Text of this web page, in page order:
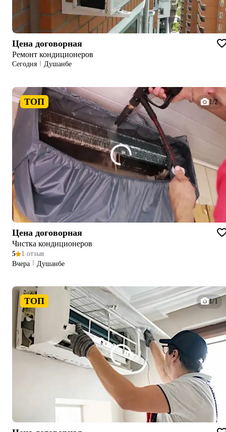
Цена договорная
Ремонт кондиционеров
Сегодня Душанбе
ТОП 1/2
Цена договорная
Чистка кондиционеров
5
1 отзыв
Вчера
Душанбе
ТОП 1/1